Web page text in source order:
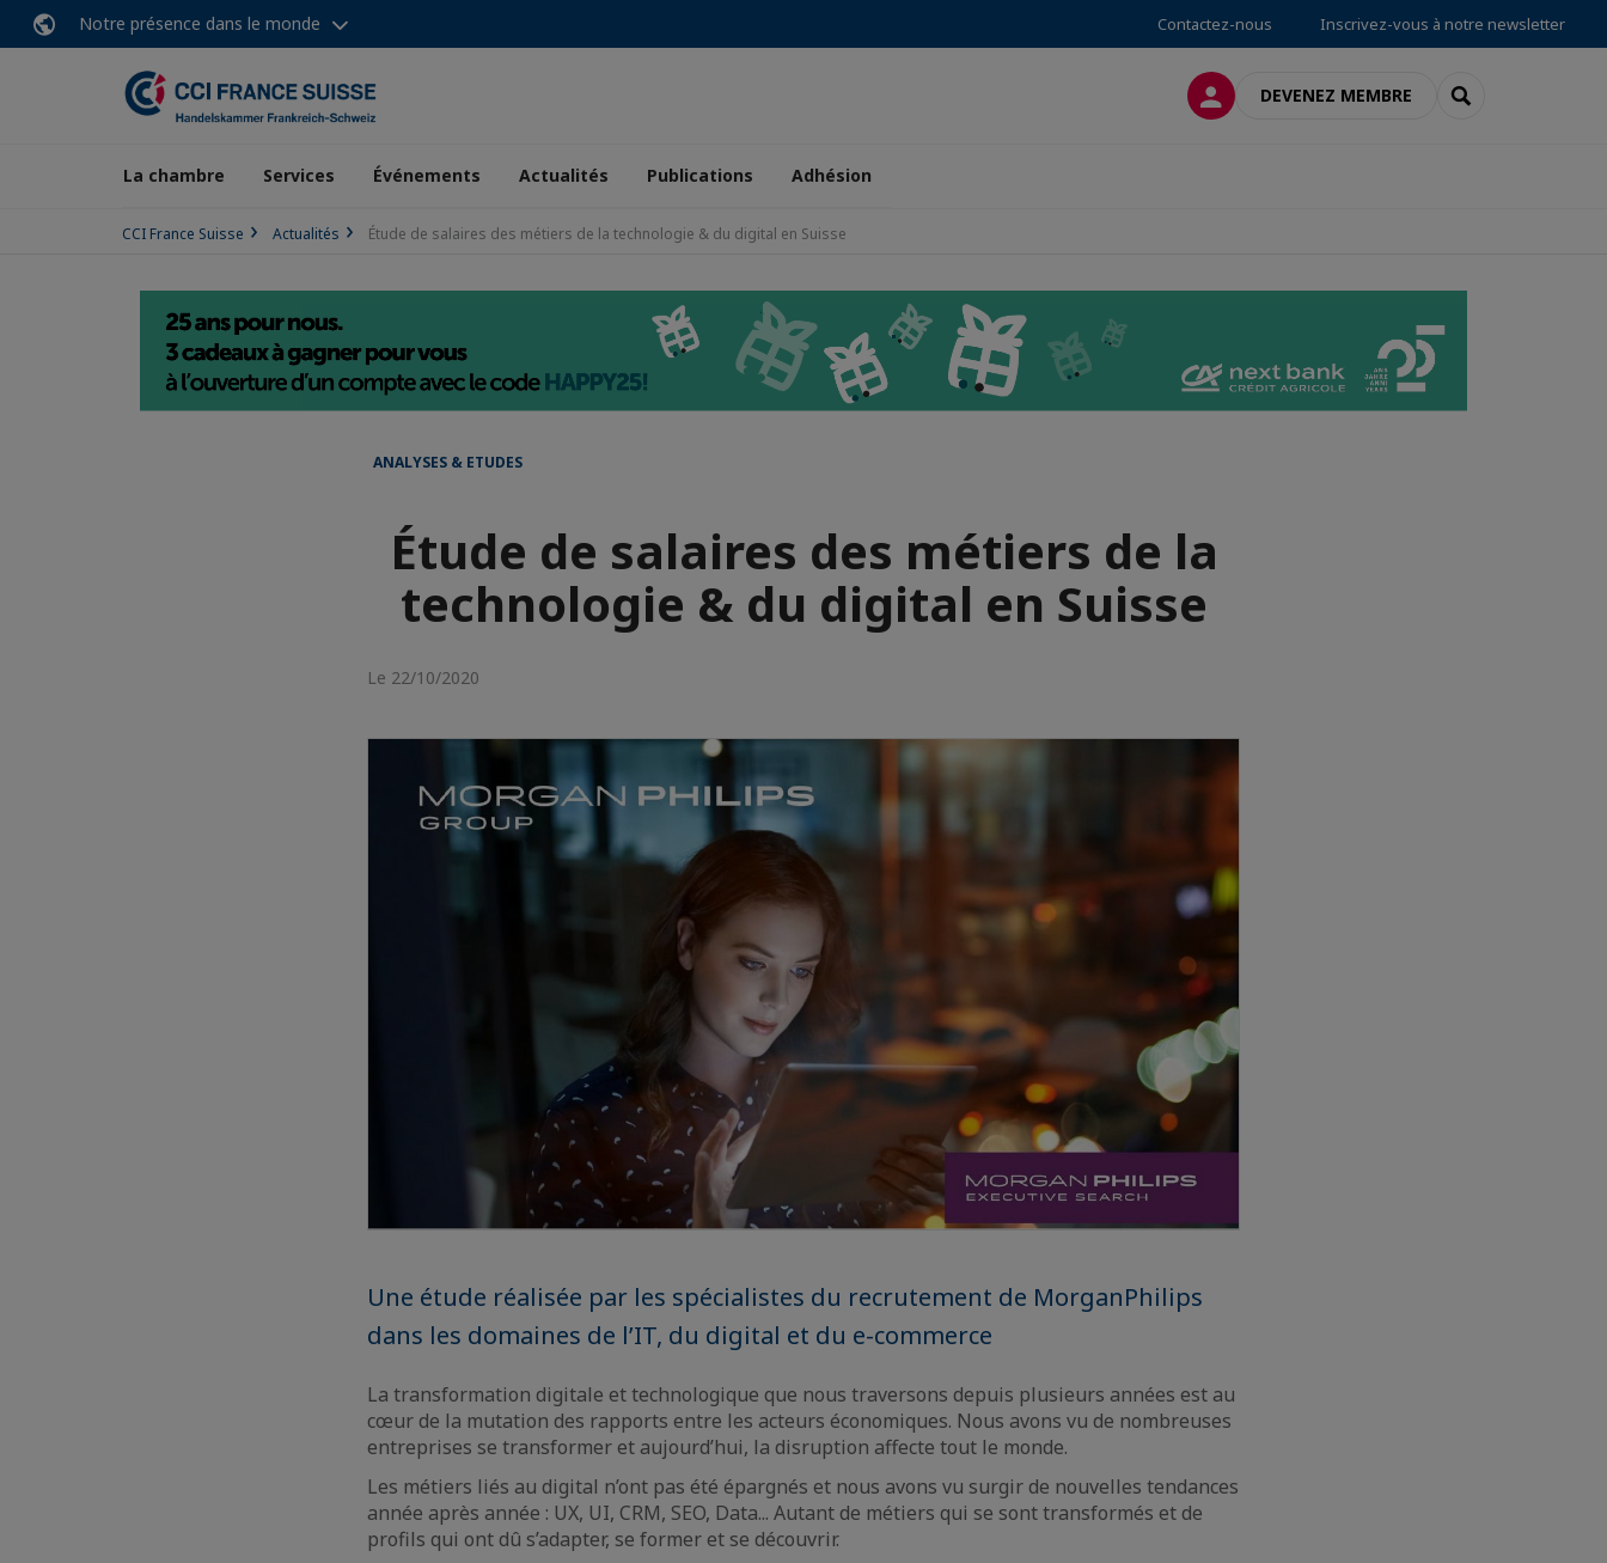
Notre présence dans le monde Contactez-nous Inscrivez-vous à notre newsletter
CONNEXIONDEVENEZ MEMBRE RECHERCHER
La chambre Services Événements Actualités Publications Adhésion
CCI France Suisse Actualités Étude de salaires des métiers de la technologie & du digital en Suisse
ANALYSES & ETUDES
Étude de salaires des métiers de la
technologie & du digital en Suisse
Le 22/10/2020
Une étude réalisée par les spécialistes du recrutement de MorganPhilips
dans les domaines de l’IT, du digital et du e-commerce
La transformation digitale et technologique que nous traversons depuis plusieurs années est au
cœur de la mutation des rapports entre les acteurs économiques. Nous avons vu de nombreuses
entreprises se transformer et aujourd’hui, la disruption affecte tout le monde.
Les métiers liés au digital n’ont pas été épargnés et nous avons vu surgir de nouvelles tendances
année après année : UX, UI, CRM, SEO, Data... Autant de métiers qui se sont transformés et de
profils qui ont dû s’adapter, se former et se découvrir.